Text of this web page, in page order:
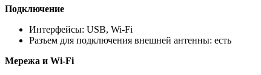
Подключение
Интерфейсы: USB, Wi-Fi
Разъем для подключения внешней антенны: есть
Мережа и Wi-Fi